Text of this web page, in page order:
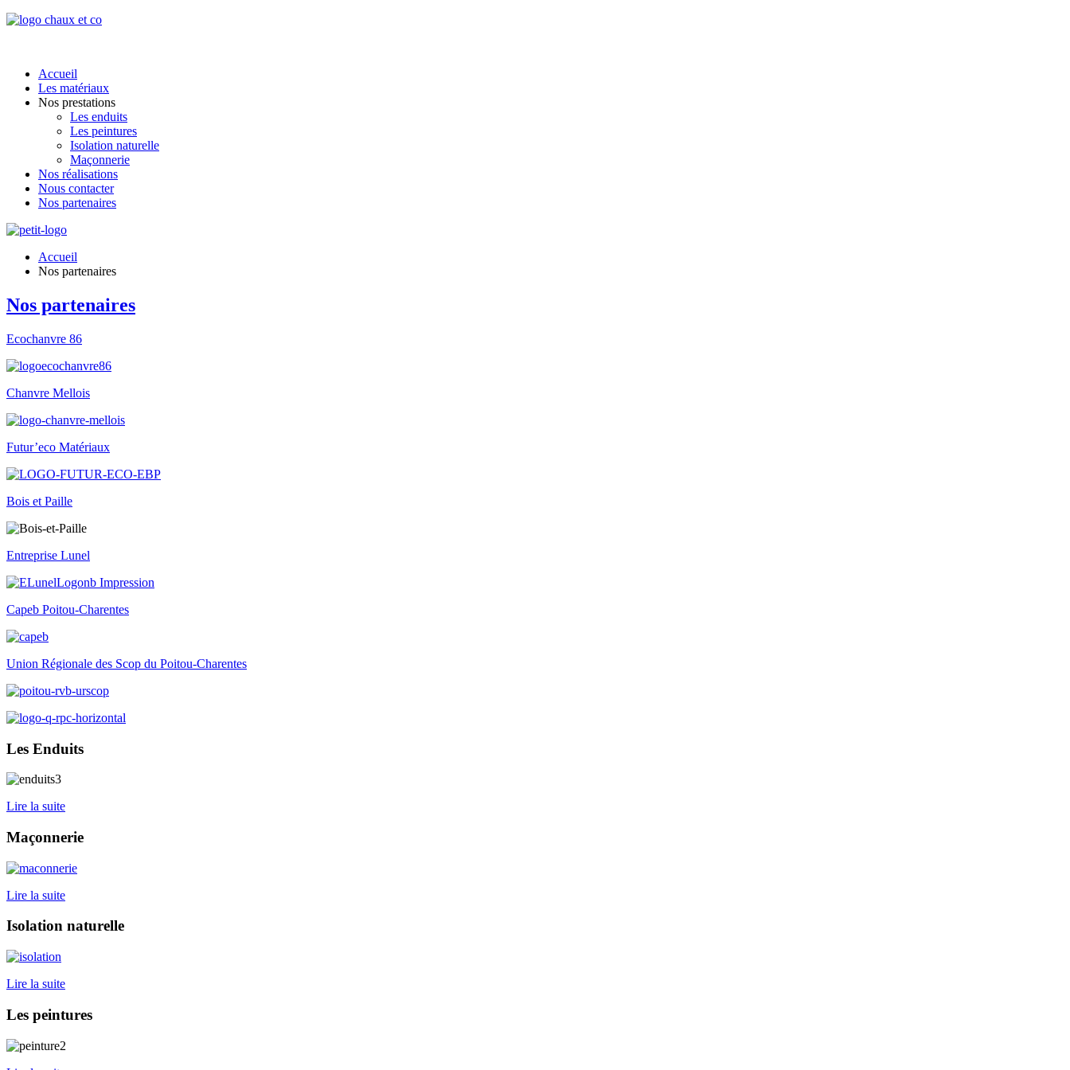
Accueil
Les matériaux
Nos prestations
Les enduits
Les peintures
Isolation naturelle
Maçonnerie
Nos réalisations
Nous contacter
Nos partenaires
Accueil
Nos partenaires
Nos partenaires
Ecochanvre 86
Chanvre Mellois
Futur’eco Matériaux
Bois et Paille
Entreprise Lunel
Capeb Poitou-Charentes
Union Régionale des Scop du Poitou-Charentes
Les Enduits
Lire la suite
Maçonnerie
Lire la suite
Isolation naturelle
Lire la suite
Les peintures